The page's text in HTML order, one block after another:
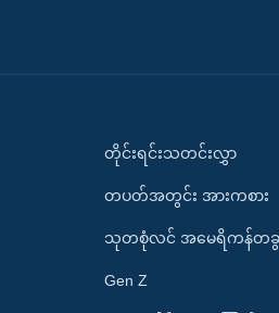
တိုင်းရင်းသတင်းလွှာ
တပတ်အတွင်း အားကစား
သုတစုံလင် အမေရိကန်တခွ
Gen Z